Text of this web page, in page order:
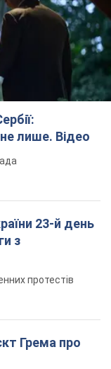
не лише. Відео
23-й день
з
протестів
Грема про